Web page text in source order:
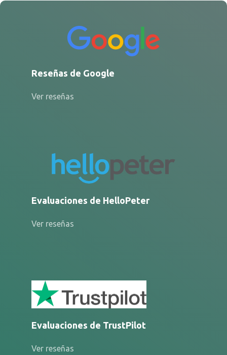
Reseñas de Google
Ver reseñas
Evaluaciones de HelloPeter
Ver reseñas
Evaluaciones de TrustPilot
Ver reseñas